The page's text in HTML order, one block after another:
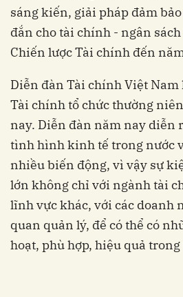
sáng kiến, giải pháp đảm
đắn cho tài chính - ngân
Chiến lược Tài chính đến
Diễn đàn Tài chính Việt Nam
Tài chính tổ chức thường
nay. Diễn đàn năm nay diễn
tình hình kinh tế trong nước
nhiều biến động, vì vậy sự
lớn không chỉ với ngành tài
lĩnh vực khác, với các doanh
quan quản lý, để có thể có
hoạt, phù hợp, hiệu quả